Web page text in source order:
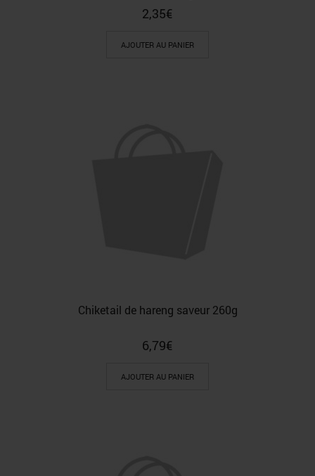
2,35€
AJOUTER AU PANIER
Chiketail de hareng saveur 260g
6,79€
AJOUTER AU PANIER